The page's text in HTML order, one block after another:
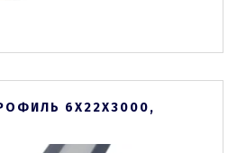
6Х22Х3000,